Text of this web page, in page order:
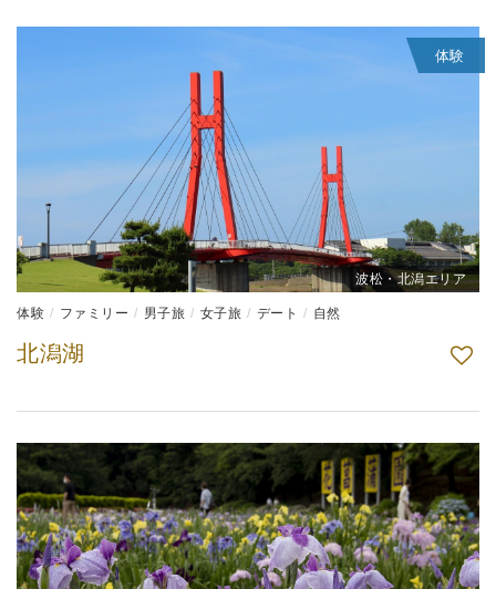
体験
波松・北潟エリア
体験 ファミリー 男子旅 女子旅 デート 自然
北潟湖